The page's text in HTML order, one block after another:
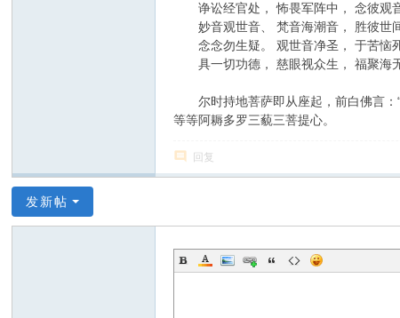
诤讼经官处， 怖畏军阵中， 念彼观音
妙音观世音、 梵音海潮音， 胜彼世间
念念勿生疑。 观世音净圣， 于苦恼死
具一切功德， 慈眼视众生， 福聚海无
尔时持地菩萨即从座起，前白佛言：“
等等阿耨多罗三藐三菩提心。
回复
发新帖